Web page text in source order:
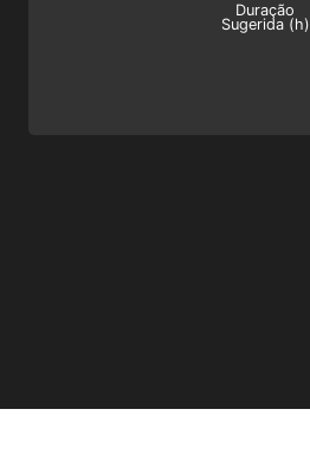
Duração
Sugerida (h)